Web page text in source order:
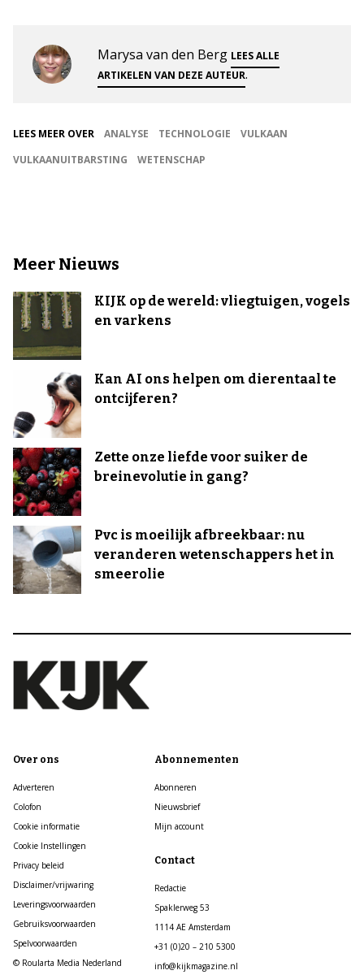
Marysa van den Berg LEES ALLE
ARTIKELEN VAN DEZE AUTEUR.
LEES MEER OVER ANALYSE TECHNOLOGIE
VULKAAN
VULKAANUITBARSTING
WETENSCHAP
Meer Nieuws
KIJK op de wereld: vliegtuigen, vogels
en varkens
Kan AI ons helpen om dierentaal te
ontcijferen?
Zette onze liefde voor suiker de
breinevolutie in gang?
Pvc is moeilijk afbreekbaar: nu
veranderen wetenschappers het in
smeerolie
Over ons
Adverteren
Colofon
Cookie informatie
Cookie Instellingen
Privacy beleid
Disclaimer/vrijwaring
Leveringsvoorwaarden
Gebruiksvoorwaarden
Spelvoorwaarden
© Roularta Media Nederland
Abonnementen
Abonneren
Nieuwsbrief
Mijn account
Contact
Redactie
Spaklerweg 53
1114 AE Amsterdam
+31 (0)20 – 210 5300
info@kijkmagazine.nl